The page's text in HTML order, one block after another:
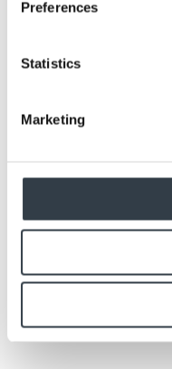
Preferences
Statistics
Marketing